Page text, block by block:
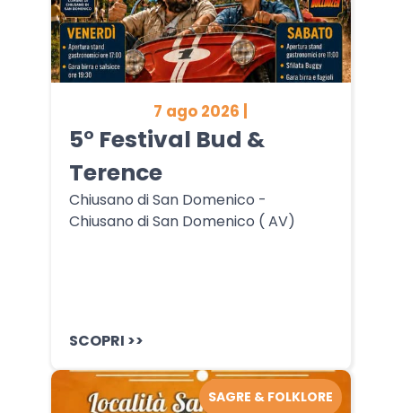
7 ago 2026 |
5° Festival Bud &
Terence
Chiusano di San Domenico -
Chiusano di San Domenico ( AV)
SCOPRI >>
SAGRE & FOLKLORE